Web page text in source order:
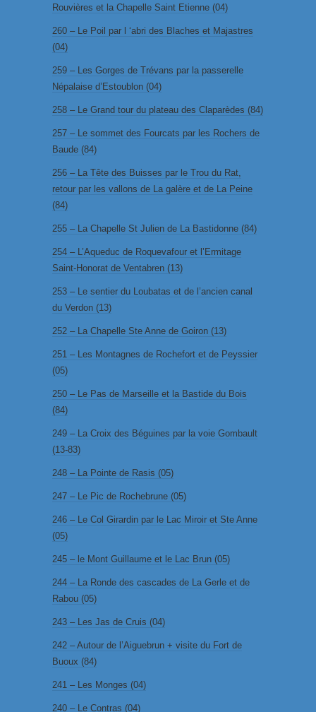
Rouvières et la Chapelle Saint Etienne (04)
260 – Le Poil par l ‘abri des Blaches et Majastres
(04)
259 – Les Gorges de Trévans par la passerelle
Népalaise d’Estoublon (04)
258 – Le Grand tour du plateau des Claparèdes (84)
257 – Le sommet des Fourcats par les Rochers de
Baude (84)
256 – La Tête des Buisses par le Trou du Rat,
retour par les vallons de La galère et de La Peine
(84)
255 – La Chapelle St Julien de La Bastidonne (84)
254 – L’Aqueduc de Roquevafour et l’Ermitage
Saint-Honorat de Ventabren (13)
253 – Le sentier du Loubatas et de l’ancien canal
du Verdon (13)
252 – La Chapelle Ste Anne de Goiron (13)
251 – Les Montagnes de Rochefort et de Peyssier
(05)
250 – Le Pas de Marseille et la Bastide du Bois
(84)
249 – La Croix des Béguines par la voie Gombault
(13-83)
248 – La Pointe de Rasis (05)
247 – Le Pic de Rochebrune (05)
246 – Le Col Girardin par le Lac Miroir et Ste Anne
(05)
245 – le Mont Guillaume et le Lac Brun (05)
244 – La Ronde des cascades de La Gerle et de
Rabou (05)
243 – Les Jas de Cruis (04)
242 – Autour de l’Aiguebrun + visite du Fort de
Buoux (84)
241 – Les Monges (04)
240 – Le Contras (04)